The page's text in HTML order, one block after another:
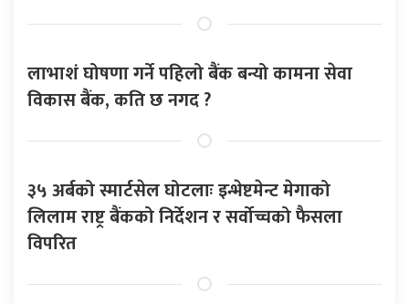
लाभाशं घोषणा गर्ने पहिलो बैंक बन्यो कामना सेवा
विकास बैंक, कति छ नगद ?
३५ अर्बको स्मार्टसेल घोटलाः इन्भेष्टमेन्ट मेगाको
लिलाम राष्ट्र बैंकको निर्देशन र सर्वोच्चको फैसला
विपरित